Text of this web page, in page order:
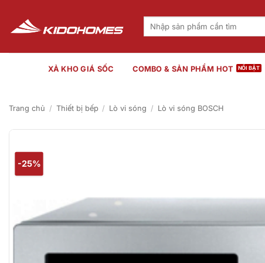
nội
dung
Tìm
XẢ KHO GIÁ SỐC COMBO & SẢN PHẨM HOT
Trang chủ / Thiết bị bếp / Lò vi sóng / Lò vi sóng BOSCH
-25%